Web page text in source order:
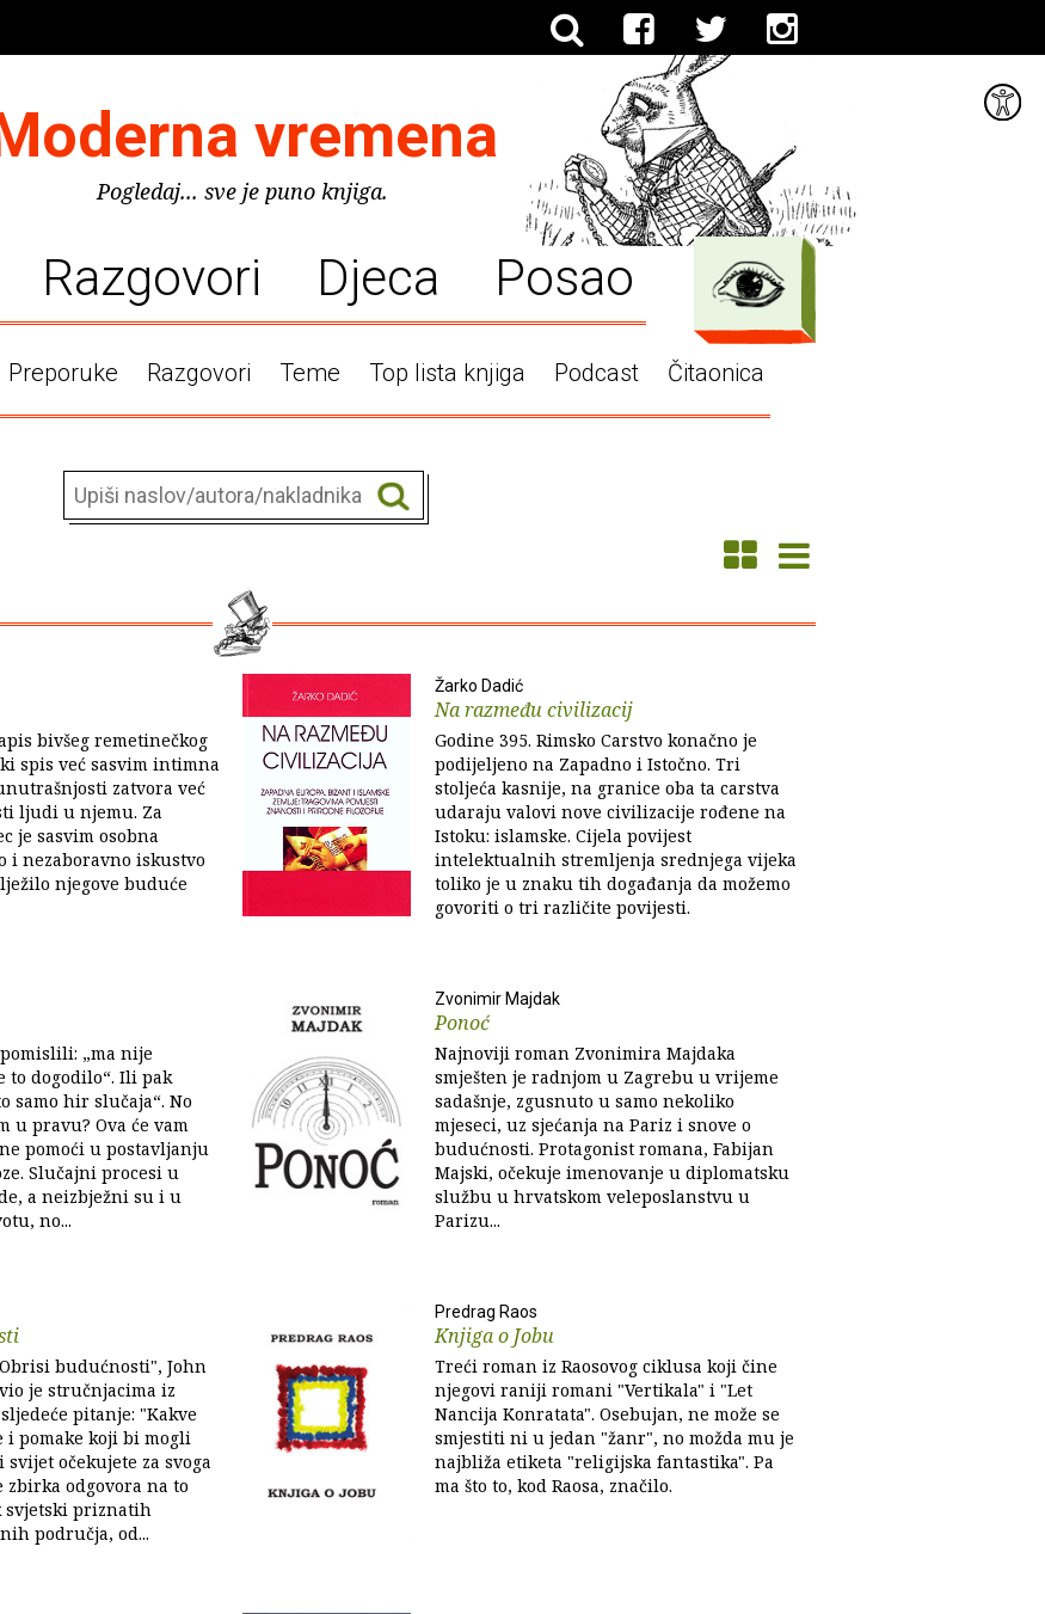
vremena
Pogledaj... sve je puno knjiga.
Razgovori Djeca Posao
Preporuke Razgovori Teme Top lista knjiga Podcast Čitaonica
bivšeg remetinečkog
spis već sasvim intimna
zatvora već
ljudi u njemu. Za
je sasvim osobna
i nezaboravno iskustvo
njegove buduće
Žarko Dadić
Na razmeđu civilizacij
Godine 395. Rimsko Carstvo konačno je
podijeljeno na Zapadno i Istočno. Tri
stoljeća kasnije, na granice oba ta carstva
udaraju valovi nove civilizacije rođene na
Istoku: islamske. Cijela povijest
intelektualnih stremljenja srednjega vijeka
toliko je u znaku tih događanja da možemo
govoriti o tri različite povijesti.
„ma nije
to dogodilo“. Ili pak
samo hir slučaja“. No
u pravu? Ova će vam
pomoći u postavljanju
Slučajni procesi u
a neizbježni su i u
no...
Zvonimir Majdak
Ponoć
Najnoviji roman Zvonimira Majdaka
smješten je radnjom u Zagrebu u vrijeme
sadašnje, zgusnuto u samo nekoliko
mjeseci, uz sjećanja na Pariz i snove o
budućnosti. Protagonist romana, Fabijan
Majski, očekuje imenovanje u diplomatsku
službu u hrvatskom veleposlanstvu u
Parizu...
budućnosti", John
je stručnjacima iz
pitanje: "Kakve
i pomake koji bi mogli
očekujete za svoga
zbirka odgovora na to
svjetski priznatih
područja, od...
Predrag Raos
Knjiga o Jobu
Treći roman iz Raosovog ciklusa koji čine
njegovi raniji romani "Vertikala" i "Let
Nancija Konratata". Osebujan, ne može se
smjestiti ni u jedan "žanr", no možda mu je
najbliža etiketa "religijska fantastika". Pa
ma što to, kod Raosa, značilo.